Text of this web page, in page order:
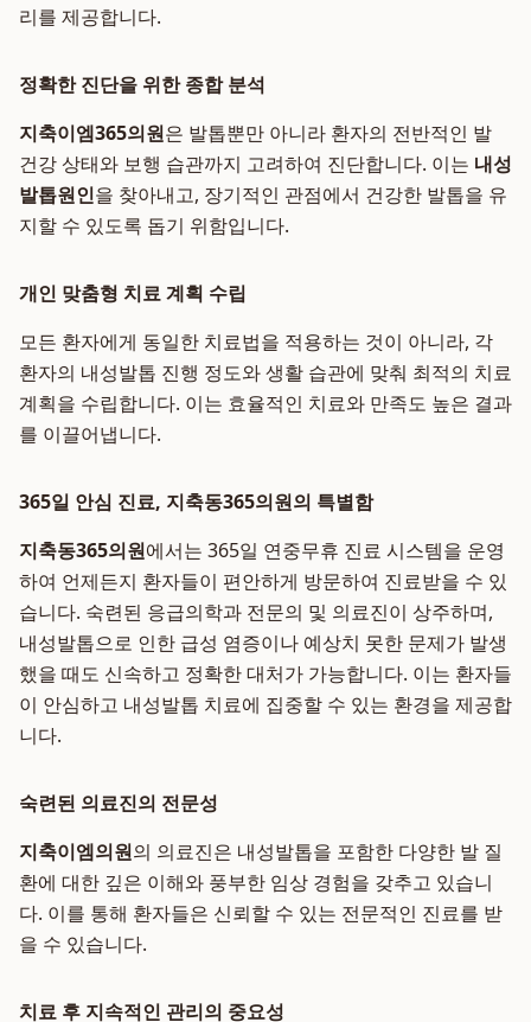
리를 제공합니다.
정확한 진단을 위한 종합 분석
지축이엠365의원은 발톱뿐만 아니라 환자의 전반적인 발
건강 상태와 보행 습관까지 고려하여 진단합니다. 이는 내성
발톱원인을 찾아내고, 장기적인 관점에서 건강한 발톱을 유
지할 수 있도록 돕기 위함입니다.
개인 맞춤형 치료 계획 수립
모든 환자에게 동일한 치료법을 적용하는 것이 아니라, 각
환자의 내성발톱 진행 정도와 생활 습관에 맞춰 최적의 치료
계획을 수립합니다. 이는 효율적인 치료와 만족도 높은 결과
를 이끌어냅니다.
365일 안심 진료, 지축동365의원의 특별함
지축동365의원에서는 365일 연중무휴 진료 시스템을 운영
하여 언제든지 환자들이 편안하게 방문하여 진료받을 수 있
습니다. 숙련된 응급의학과 전문의 및 의료진이 상주하며,
내성발톱으로 인한 급성 염증이나 예상치 못한 문제가 발생
했을 때도 신속하고 정확한 대처가 가능합니다. 이는 환자들
이 안심하고 내성발톱 치료에 집중할 수 있는 환경을 제공합
니다.
숙련된 의료진의 전문성
지축이엠의원의 의료진은 내성발톱을 포함한 다양한 발 질
환에 대한 깊은 이해와 풍부한 임상 경험을 갖추고 있습니
다. 이를 통해 환자들은 신뢰할 수 있는 전문적인 진료를 받
을 수 있습니다.
치료 후 지속적인 관리의 중요성